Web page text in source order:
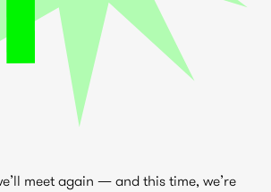
meet again — and this time, we’re